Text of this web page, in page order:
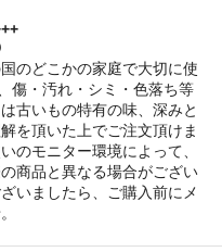
のどこかの家庭で大切に使
傷・汚れ・シミ・色落ち等
古いもの特有の味、深みと
を頂いた上でご注文頂けま
のモニター環境によって、
商品と異なる場合がござい
いましたら、ご購入前にメ